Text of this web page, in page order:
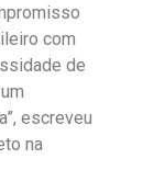
com
de
escreveu
na